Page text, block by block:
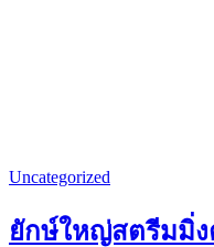
Uncategorized
ยักษ์ใหญ่สตรีมมิ่ง